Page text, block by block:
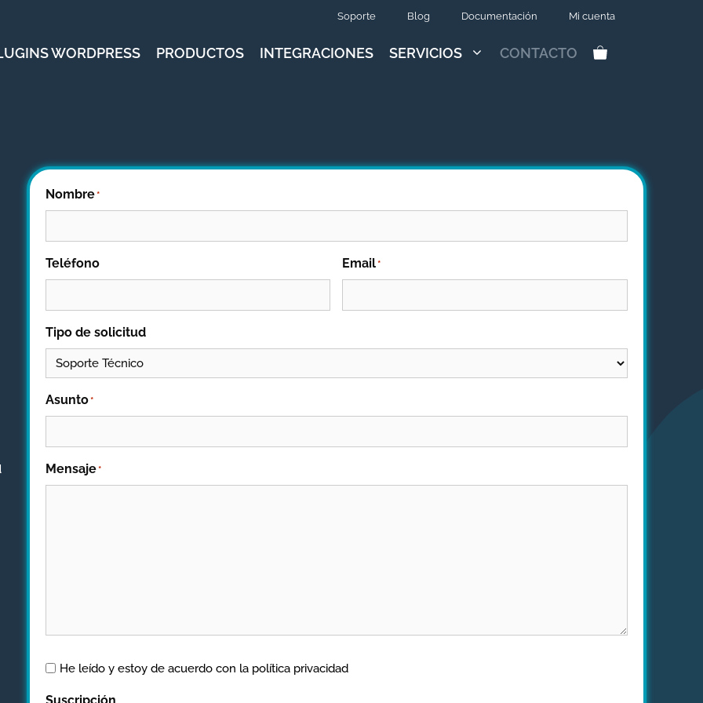
Soporte Blog Documentación Mi cuenta
WORDPRESS PRODUCTOS INTEGRACIONES SERVICIOS CONTACTO
Nombre*
Teléfono Email*
Tipo de solicitud
Asunto*
Mensaje*
AvisoHe leído y estoy de acuerdo con la política privacidad